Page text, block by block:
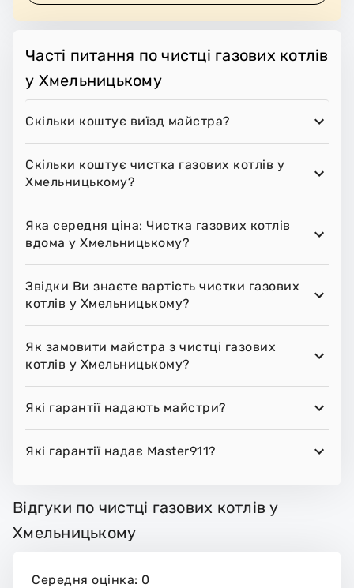
Часті питання по чистці газових котлів
у Хмельницькому
Скільки коштує виїзд майстра?
Скільки коштує чистка газових котлів у
Хмельницькому?
Яка середня ціна: Чистка газових котлів
вдома у Хмельницькому?
Звідки Ви знаєте вартість чистки газових
котлів у Хмельницькому?
Як замовити майстра з чистці газових
котлів у Хмельницькому?
Які гарантії надають майстри?
Які гарантії надає Master911?
Відгуки по чистці газових котлів у
Хмельницькому
Середня оцінка: 0